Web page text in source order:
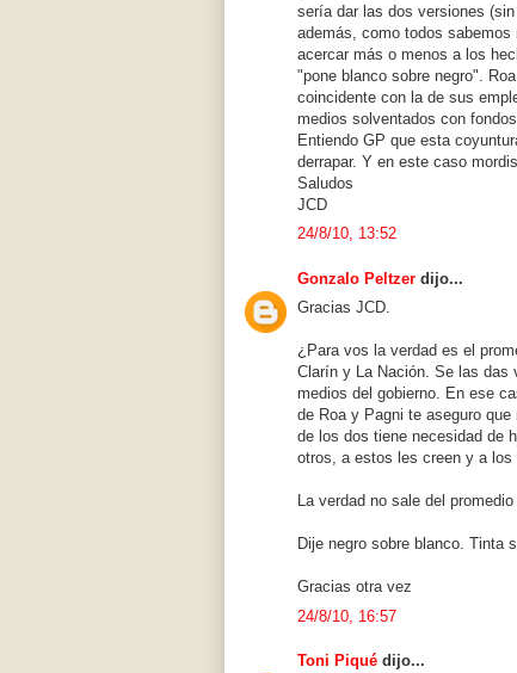
sería dar las dos versiones
además, como todos
acercar más o menos a los
"pone blanco sobre negro".
coincidente con la de sus
medios solventados con fondos
Entiendo GP que esta
derrapar. Y en este caso
Saludos
JCD
24/8/10, 13:52
Gonzalo Peltzer dijo...
Gracias JCD.
¿Para vos la verdad es el
Clarín y La Nación. Se las das
medios del gobierno. En ese
de Roa y Pagni te aseguro
de los dos tiene necesidad de
otros, a estos les creen y a los
La verdad no sale del
Dije negro sobre blanco. Tinta
Gracias otra vez
24/8/10, 16:57
Toni Piqué dijo...